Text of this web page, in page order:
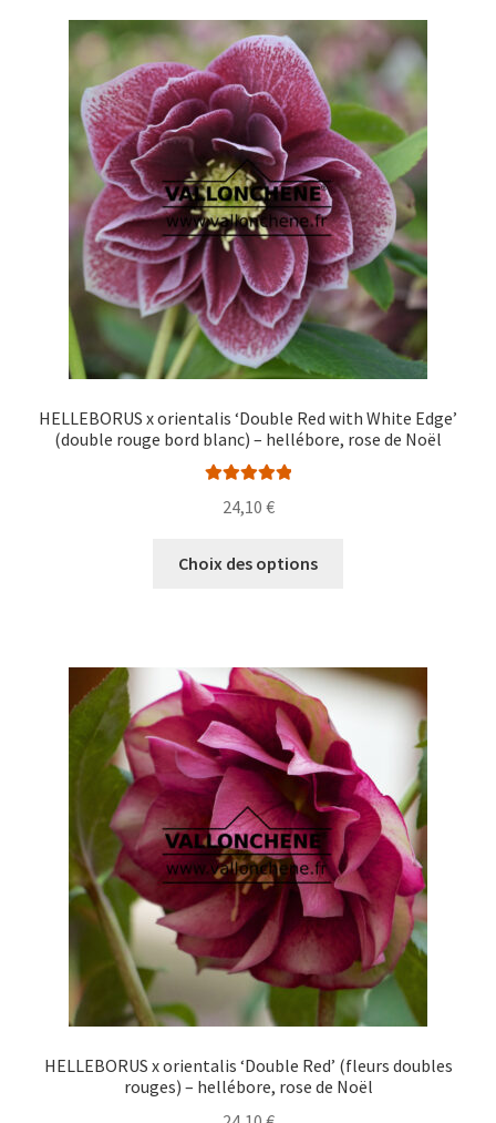
variations.
Les
options
peuvent
être
choisies
sur
la
page
du
produit
HELLEBORUS x orientalis ‘Double Red with White Edge’
(double rouge bord blanc) – hellébore, rose de Noël
24,10 €
Choix des options
variations.
Les
peuvent
être
choisies
sur
la
page
du
produit
HELLEBORUS x orientalis ‘Double Red’ (fleurs doubles
rouges) – hellébore, rose de Noël